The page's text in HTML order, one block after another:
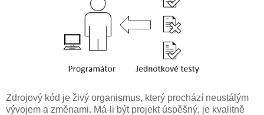
Zdrojový kód je živý organismus, který prochází neustálým
vývojem a změnami. Má-li být projekt úspěšný, je kvalitně